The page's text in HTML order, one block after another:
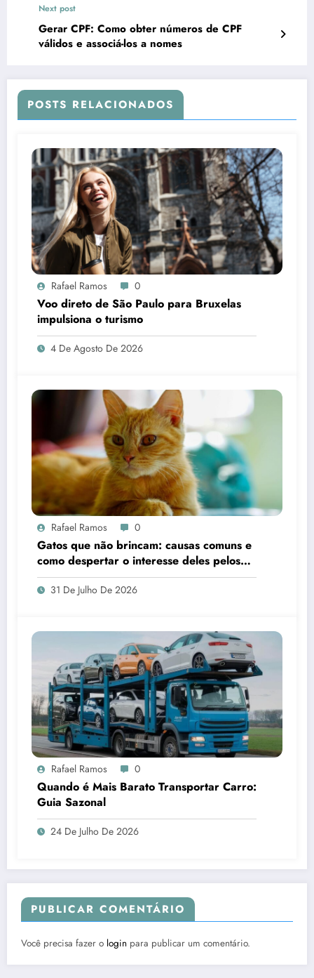
Next post
Gerar CPF: Como obter números de CPF
válidos e associá-los a nomes
POSTS RELACIONADOS
Rafael Ramos 0
Voo direto de São Paulo para Bruxelas
impulsiona o turismo
4 De Agosto De 2026
Rafael Ramos 0
Gatos que não brincam: causas comuns e
como despertar o interesse deles pelos
brinquedos
31 De Julho De 2026
Rafael Ramos 0
Quando é Mais Barato Transportar Carro:
Guia Sazonal
24 De Julho De 2026
PUBLICAR COMENTÁRIO
Você precisa fazer o login para publicar um comentário.